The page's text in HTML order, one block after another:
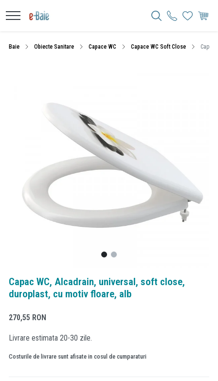
Baie Obiecte Sanitare Capace WC Capace WC Soft Close Capac
Capac WC, Alcadrain, universal, soft close,
duroplast, cu motiv floare, alb
270,55 RON
Livrare estimata 20-30 zile.
Costurile de livrare sunt afisate in cosul de cumparaturi